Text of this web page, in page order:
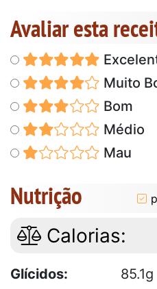
Avaliar esta
Muito
Bom
Médio
Mau
Nutrição
Calorias:
Glícidos: 85.1g